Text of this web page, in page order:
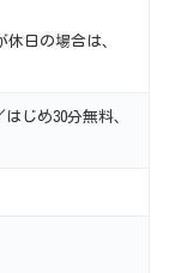
日の場合は、
じめ30分無料、